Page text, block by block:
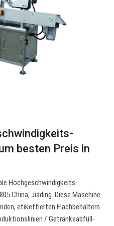
besten Preis in
Hochgeschwindigkeits-
China, Jiading. Diese Maschine
etikettierten Flachbehältern
/ Getränkeabfüll-